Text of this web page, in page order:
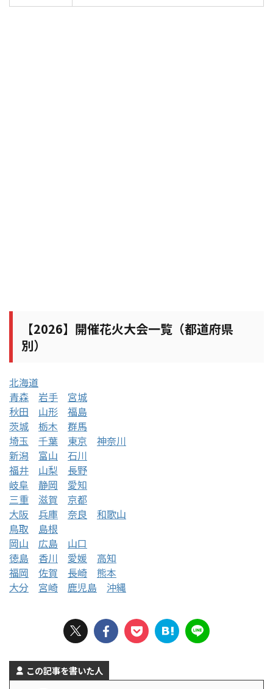
【2026】開催花火大会一覧（都道府県
別）
北海道
青森
岩手
宮城
秋田
山形
福島
茨城
栃木
群馬
埼玉
千葉 東京
神奈川
新潟
富山
石川
福井
山梨
長野
岐阜
静岡
愛知
三重
滋賀
京都
大阪
兵庫 奈良
和歌山
鳥取
島根
岡山
広島
山口
徳島
香川 愛媛
高知
福岡
佐賀 長崎
熊本
大分
宮崎 鹿児島 沖縄
この記事を書いた人